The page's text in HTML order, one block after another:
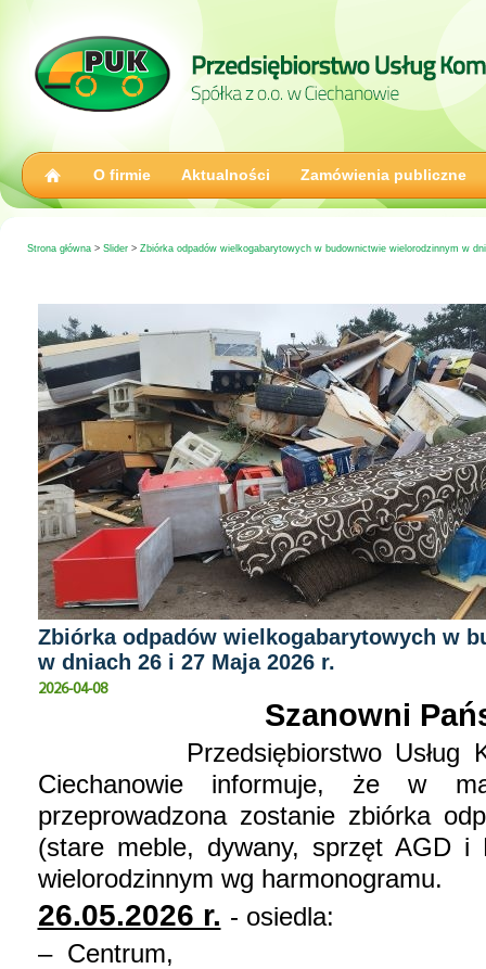
O firmie Aktualności Zamówienia publiczne
Strona główna> Slider> Zbiórka odpadów wielkogabarytowych w budownictwie wielorodzinnym w
Zbiórka odpadów wielkogabarytowych w
w dniach 26 i 27 Maja 2026 r.
2026-04-08
Szanowni
Przedsiębiorstwo Usług
Ciechanowie informuje, że w
przeprowadzona zostanie zbiórka
(stare meble, dywany, sprzęt AGD i
wielorodzinnym wg harmonogramu.
26.05.2026 r. - osiedla:
‒ Centrum,